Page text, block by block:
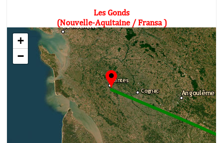
Les Gonds
(Nouvelle-Aquitaine / Fransa )
+
−